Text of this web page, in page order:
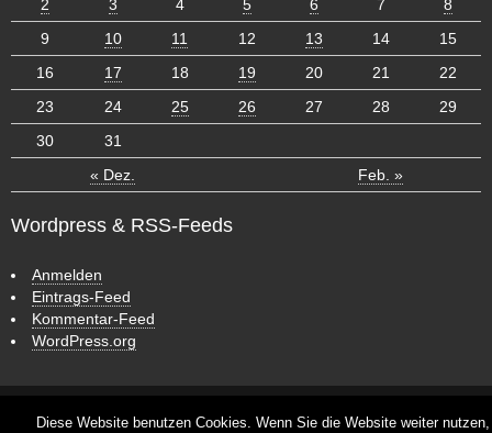
« Dez. Feb. »
2
3 4 5 6 7
8
9
10 11 12 13 14
15
16
17 18 19 20 21
22
23
24 25 26 27 28
29
30
31
Wordpress & RSS-Feeds
Anmelden
Eintrags-Feed
Kommentar-Feed
WordPress.org
ر
CyberChimps WordPress Themes
Diese Website benutzen Cookies. Wenn Sie die Website weiter nutzen,